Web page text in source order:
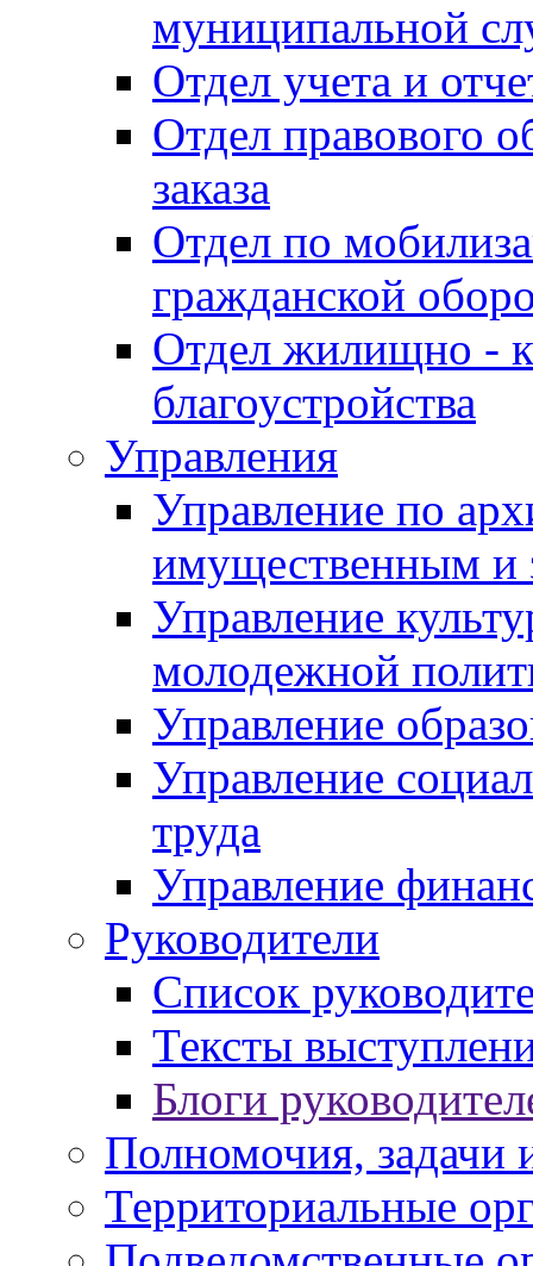
муниципальной
Отдел учета и
Отдел правового
заказа
Отдел по
гражданской
Отдел жилищно -
благоустройства
Управления
Управление по
имущественным и
Управление
молодежной
Управление
Управление
труда
Управление
Руководители
Список
Тексты
Блоги
Полномочия, задачи
Территориальные